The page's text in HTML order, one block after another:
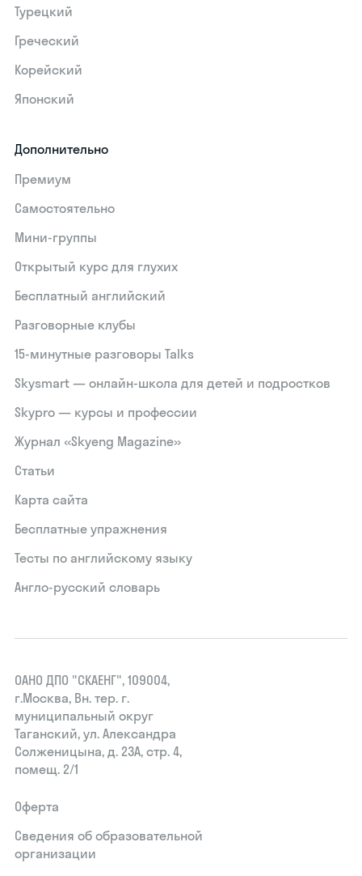
Турецкий
Греческий
Корейский
Японский
Дополнительно
Премиум
Самостоятельно
Мини-группы
Открытый курс для глухих
Бесплатный английский
Разговорные клубы
15‑минутные разговоры Talks
Skysmart — онлайн-школа для детей и подростков
Skypro — курсы и профессии
Журнал «Skyeng Magazine»
Статьи
Карта сайта
Бесплатные упражнения
Тесты по английскому языку
Англо-русский словарь
ОАНО ДПО "СКАЕНГ", 109004,
г.Москва, Вн. тер. г.
муниципальный округ
Таганский, ул. Александра
Солженицына, д. 23А, стр. 4,
помещ. 2/1
Оферта
Сведения об образовательной
организации